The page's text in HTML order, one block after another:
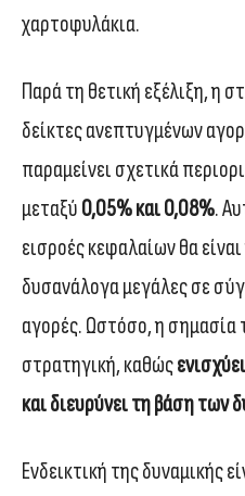
χαρτοφυλάκια.
Παρά τη θετική εξέλιξη, η
δείκτες ανεπτυγμένων
παραμείνει σχετικά
μεταξύ 0,05% και 0,08%.
εισροές κεφαλαίων θα
δυσανάλογα μεγάλες σε
αγορές. Ωστόσο, η σημασία
στρατηγική, καθώς
και διευρύνει τη βάση των
Ενδεικτική της δυναμικής